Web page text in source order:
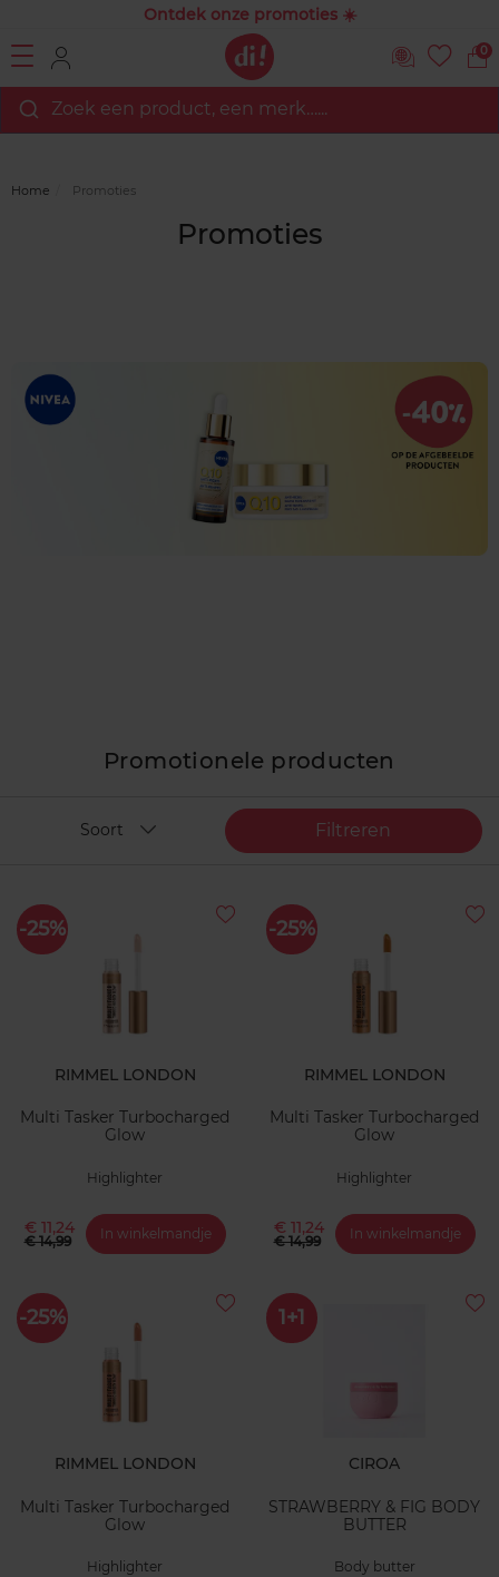
Ontdek onze promoties ☀️
0
Zoek een product, een merk…...
Home Promoties
Promoties
Promotionele producten
Filtreren
Soort
-25%
RIMMEL LONDON
Multi Tasker Turbocharged
Glow
Highlighter
€ 11,24
€ 14,99 In winkelmandje
-25%
RIMMEL LONDON
Multi Tasker Turbocharged
Glow
Highlighter
€ 11,24
€ 14,99 In winkelmandje
-25%
RIMMEL LONDON
Multi Tasker Turbocharged
Glow
Highlighter
1+1
CIROA
STRAWBERRY & FIG BODY
BUTTER
Body butter